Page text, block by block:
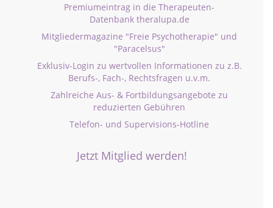
Premiumeintrag in die Therapeuten-
Datenbank theralupa.de
Mitgliedermagazine "Freie Psychotherapie" und
"Paracelsus"
Exklusiv-Login zu wertvollen Informationen zu z.B.
Berufs-, Fach-, Rechtsfragen u.v.m.
Zahlreiche Aus- & Fortbildungsangebote zu
reduzierten Gebühren
Telefon- und Supervisions-Hotline
Jetzt Mitglied werden!